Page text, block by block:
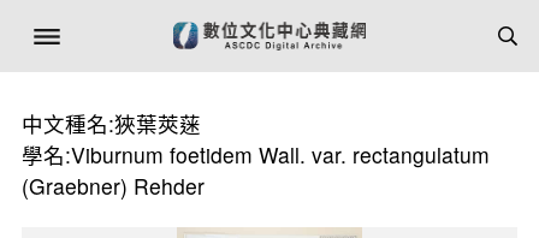
中文種名:狹葉莢蒾
學名:Viburnum foetidem Wall. var. rectangulatum
(Graebner) Rehder